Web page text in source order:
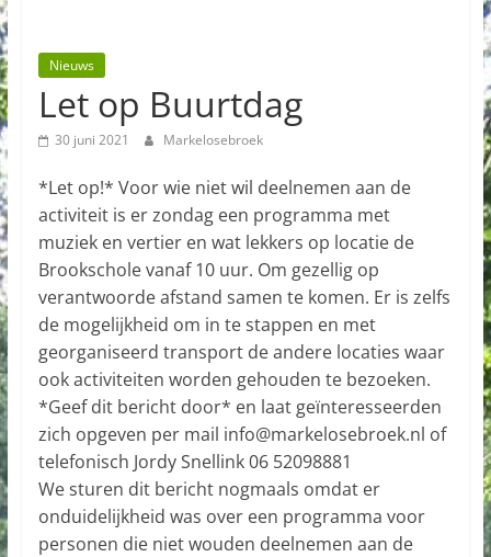
Nieuws
Let op Buurtdag
30 juni 2021 Markelosebroek
*Let op!* Voor wie niet wil deelnemen aan de
activiteit is er zondag een programma met
muziek en vertier en wat lekkers op locatie de
Brookschole vanaf 10 uur. Om gezellig op
verantwoorde afstand samen te komen. Er is zelfs
de mogelijkheid om in te stappen en met
georganiseerd transport de andere locaties waar
ook activiteiten worden gehouden te bezoeken.
*Geef dit bericht door* en laat geïnteresseerden
zich opgeven per mail info@markelosebroek.nl of
telefonisch Jordy Snellink 06 52098881
We sturen dit bericht nogmaals omdat er
onduidelijkheid was over een programma voor
personen die niet wouden deelnemen aan de